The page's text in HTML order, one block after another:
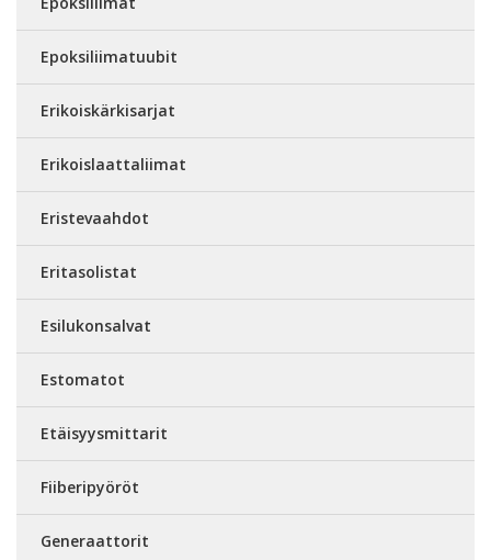
Epoksiliimatuubit
Erikoiskärkisarjat
Erikoislaattaliimat
Eristevaahdot
Eritasolistat
Esilukonsalvat
Estomatot
Etäisyysmittarit
Fiiberipyöröt
Generaattorit